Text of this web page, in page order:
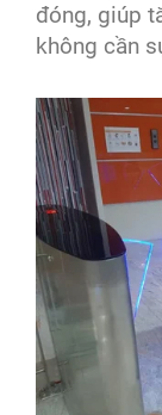
đóng, giúp
không cần